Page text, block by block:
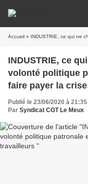
Accueil » INDUSTRIE, ce qui ne change pas
INDUSTRIE, ce
volonté politique
faire payer la
Publié le 23/06/2020 à 21:35
Par Syndicat CGT Le Meux